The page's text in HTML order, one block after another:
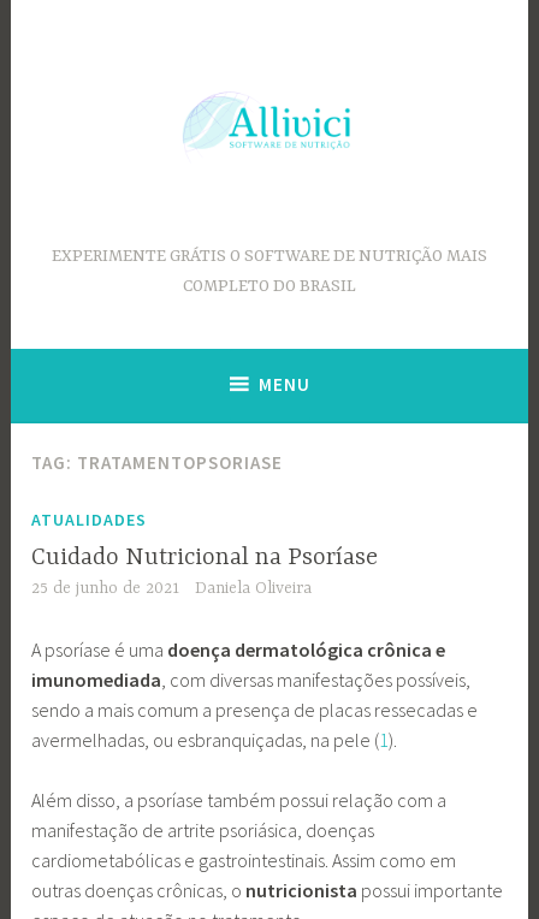
EXPERIMENTE GRÁTIS O SOFTWARE DE NUTRIÇÃO MAIS
COMPLETO DO BRASIL
MENU
TAG: TRATAMENTOPSORIASE
ATUALIDADES
Cuidado Nutricional na Psoríase
25 de junho de 2021 Daniela Oliveira
A psoríase é uma doença dermatológica crônica e
imunomediada , com diversas manifestações possíveis,
sendo a mais comum a presença de placas ressecadas e
avermelhadas, ou esbranquiçadas, na pele (1).
Além disso, a psoríase também possui relação com a
manifestação de artrite psoriásica, doenças
cardiometabólicas e gastrointestinais. Assim como em
outras doenças crônicas, o nutricionista possui importante